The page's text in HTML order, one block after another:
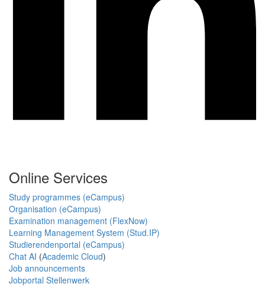
Online Services
Study programmes (eCampus)
Organisation (eCampus)
Examination management (FlexNow)
Learning Management System (Stud.IP)
Studierendenportal (eCampus)
Chat AI (Academic Cloud)
Job announcements
Jobportal Stellenwerk